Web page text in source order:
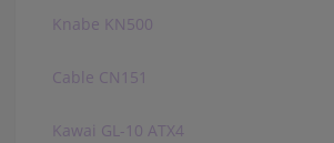
Knabe KN500
Cable CN151
Kawai GL-10 ATX4